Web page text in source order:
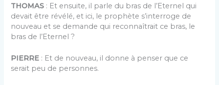
THOMAS : Et ensuite, il parle du bras de l’Eternel qui
devait être révélé, et ici, le prophète s’interroge de
nouveau et se demande qui reconnaîtrait ce bras, le
bras de l’Eternel ?
PIERRE : Et de nouveau, il donne à penser que ce
serait peu de personnes.